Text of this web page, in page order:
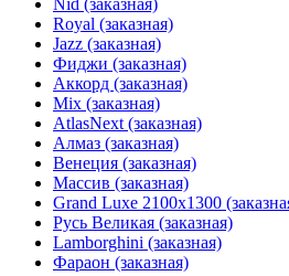
Nid (заказная)
Royal (заказная)
Jazz (заказная)
Фиджи (заказная)
Аккорд (заказная)
Mix (заказная)
AtlasNext (заказная)
Алмаз (заказная)
Венеция (заказная)
Массив (заказная)
Grand Luxe 2100х1300
Русь Великая (заказная)
Lamborghini (заказная)
Фараон (заказная)